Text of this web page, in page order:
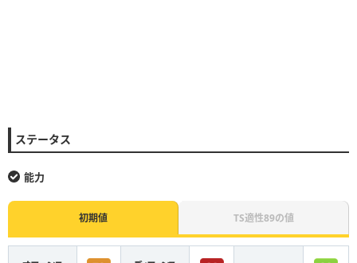
ステータス
能力
初期値 TS適性89の値